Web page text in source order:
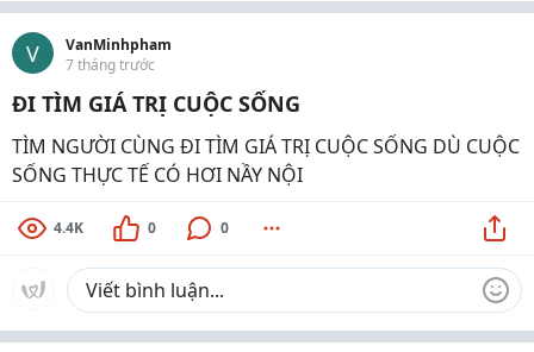
V
VanMinhpham
7 tháng trước
ĐI TÌM GIÁ TRỊ CUỘC SỐNG
TÌM NGƯỜI CÙNG ĐI TÌM GIÁ TRỊ CUỘC SỐNG DÙ CUỘC
SỐNG THỰC TẾ CÓ HƠI NẦY NỘI
4.4K 0 0